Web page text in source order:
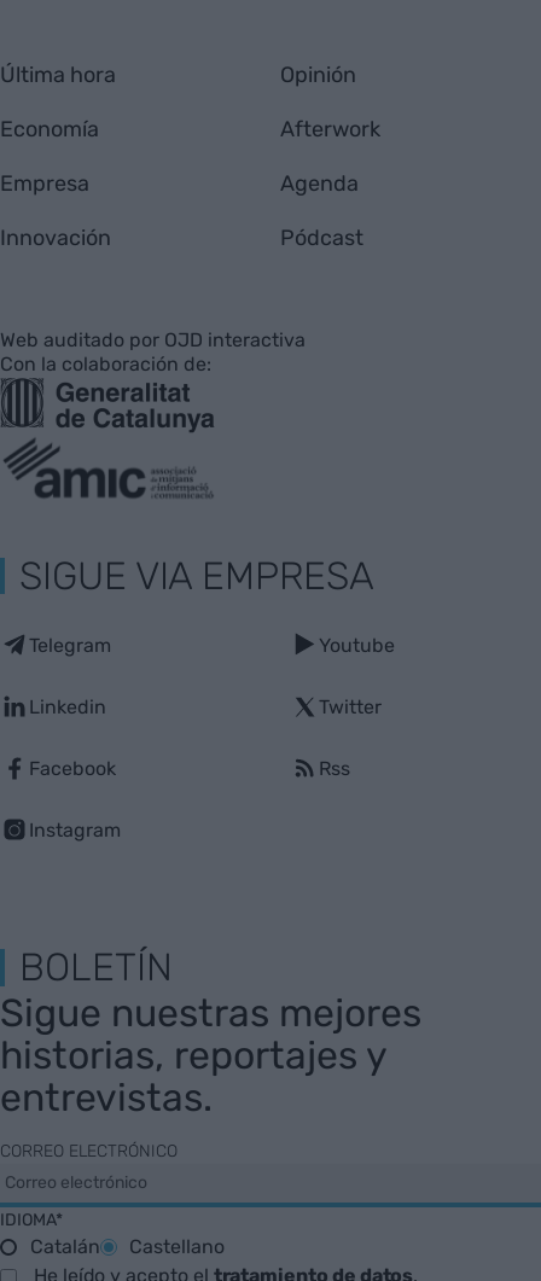
Última hora
Economía
Empresa
Innovación
Opinión
Afterwork
Agenda
Pódcast
Web auditado por OJD interactiva
Con la colaboración de:
SIGUE VIA EMPRESA
Telegram
Linkedin
Facebook
Instagram
Youtube
Twitter
Rss
BOLETÍN
Sigue nuestras mejores
historias, reportajes y
entrevistas.
CORREO ELECTRÓNICO
IDIOMA*
Catalán
Castellano
He leído y acepto el tratamiento de datos.